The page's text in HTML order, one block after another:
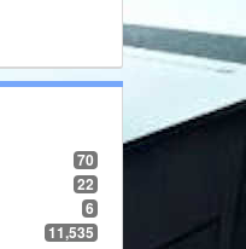
70
22
6
11,535